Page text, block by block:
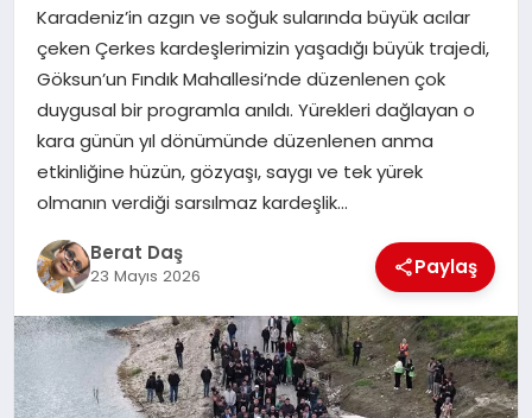
TÜRKOĞLU
PAZARCIK
KÜNYE
NURHAK
Karadeniz’in azgın ve soğuk sularında büyük acılar
çeken Çerkes kardeşlerimizin yaşadığı büyük trajedi,
Göksun’un Fındık Mahallesi’nde düzenlenen çok
duygusal bir programla anıldı. Yürekleri dağlayan o
kara günün yıl dönümünde düzenlenen anma
etkinliğine hüzün, gözyaşı, saygı ve tek yürek
olmanın verdiği sarsılmaz kardeşlik…
Berat Daş
23 Mayıs 2026 Paylaş